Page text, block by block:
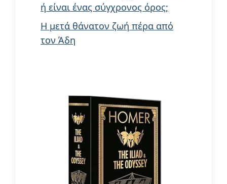
ή είναι ένας σύγχρονος όρος;
Η μετά θάνατον ζωή πέρα από
τον Άδη